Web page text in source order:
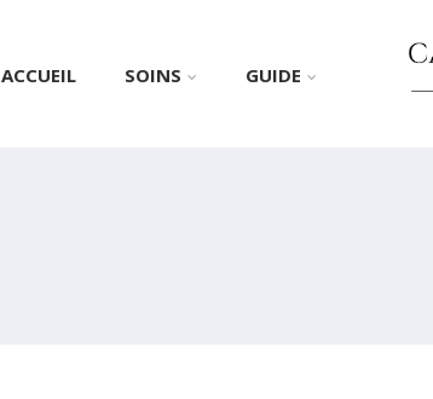
ACCUEIL SOINS GUIDE